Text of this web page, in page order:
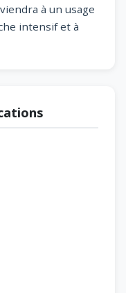
à un usage
intensif et à